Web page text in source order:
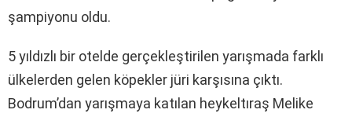
şampiyonu oldu.
5 yıldızlı bir otelde gerçekleştirilen yarışmada farklı
ülkelerden gelen köpekler jüri karşısına çıktı.
Bodrum’dan yarışmaya katılan heykeltıraş Melike